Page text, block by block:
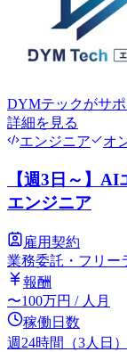
DYMテックがサ
詳細を見る
エンジニア
オ
【週3日～】
エンジニア
雇用契約
業務委託・フリー
報酬
〜100万円 / 人月
稼働日数
週24時間（3人日）